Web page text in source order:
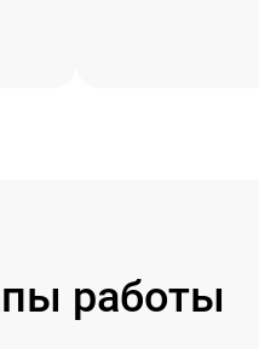
работы